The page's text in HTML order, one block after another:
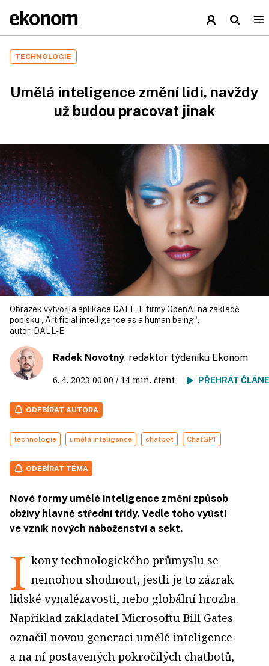
TECHNOLOGIE
Umělá inteligence změní lidi, navždy
už budou pracovat jinak
Obrázek vytvořila aplikace DALL‑E firmy OpenAI na základě
popisku „Artificial intelligence as a human being“.
autor: DALL-E
Radek Novotný, redaktor týdeníku Ekonom
6. 4. 2023 00:00 / 14 min. čtení PŘEHRÁT
ODEBÍRAT AUTORA
technologie umělá inteligence chatbot ChatGPT
ODEBÍRAT TÉMA
Nové formy umělé inteligence změní způsob
obživy hlavně střední třídy. Vedle toho vyústí
ve vznik nových náboženství a sekt.
I kony technologického průmyslu se
nemohou shodnout, jestli je to zázrak
lidské vynalézavosti, nebo globální hrozba.
Například zakladatel Microsoftu Bill Gates
označil novou generaci umělé inteligence
a na ní postavených pokročilých chatbotů,